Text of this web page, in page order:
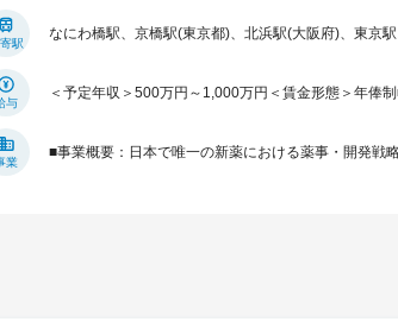
駅
なにわ橋駅、京橋駅(東京都)、北浜駅(大阪府)、東京
与
＜予定年収＞500万円～1,000万円＜賃金形態＞年俸
業
■事業概要：日本で唯一の新薬における薬事・開発戦